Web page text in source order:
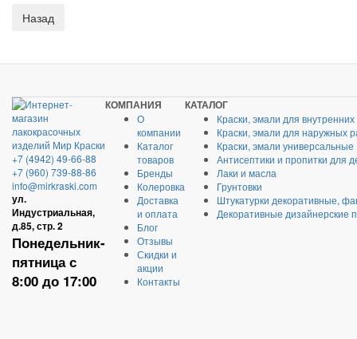
+7 (4942) 49-66-88
+7 (960) 739-88-86
info@mirkraski.com
ул.
Индустриальная,
д.85, стр. 2
Понедельник-
пятница с
8:00 до 17:00
КОМПАНИЯ
О
компании
Каталог
товаров
Бренды
Колеровка
Доставка
и оплата
Блог
Отзывы
Скидки и
акции
Контакты
КАТАЛОГ
Краски, эмали для
Краски, эмали для наружных
Краски, эмали универсальные
Антисептики и пропитки для
Лаки и масла
Грунтовки
Штукатурки декоративные,
Декоративные дизайнерские